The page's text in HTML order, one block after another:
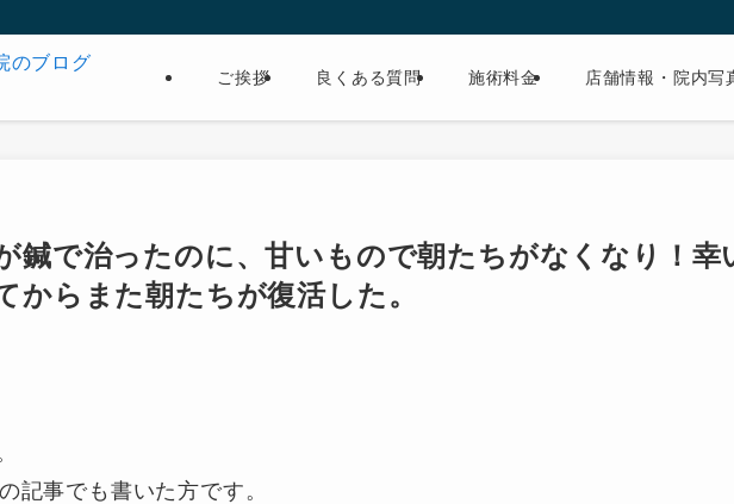
ご挨拶 良くある質問 施術料金 店舗情報・院内写
鍼で治ったのに、甘いもので朝たちがなくなり！幸
からまた朝たちが復活した。
記事でも書いた方です。